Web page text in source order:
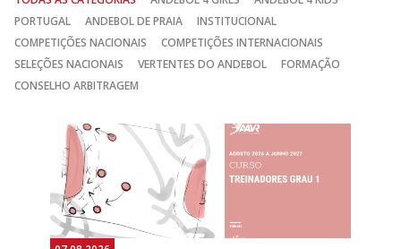
PORTUGAL
ANDEBOL DE PRAIA
INSTITUCIONAL
COMPETIÇÕES NACIONAIS
COMPETIÇÕES INTERNACIONAIS
SELEÇÕES NACIONAIS
VERTENTES DO ANDEBOL
FORMAÇÃO
CONSELHO ARBITRAGEM
Anterior